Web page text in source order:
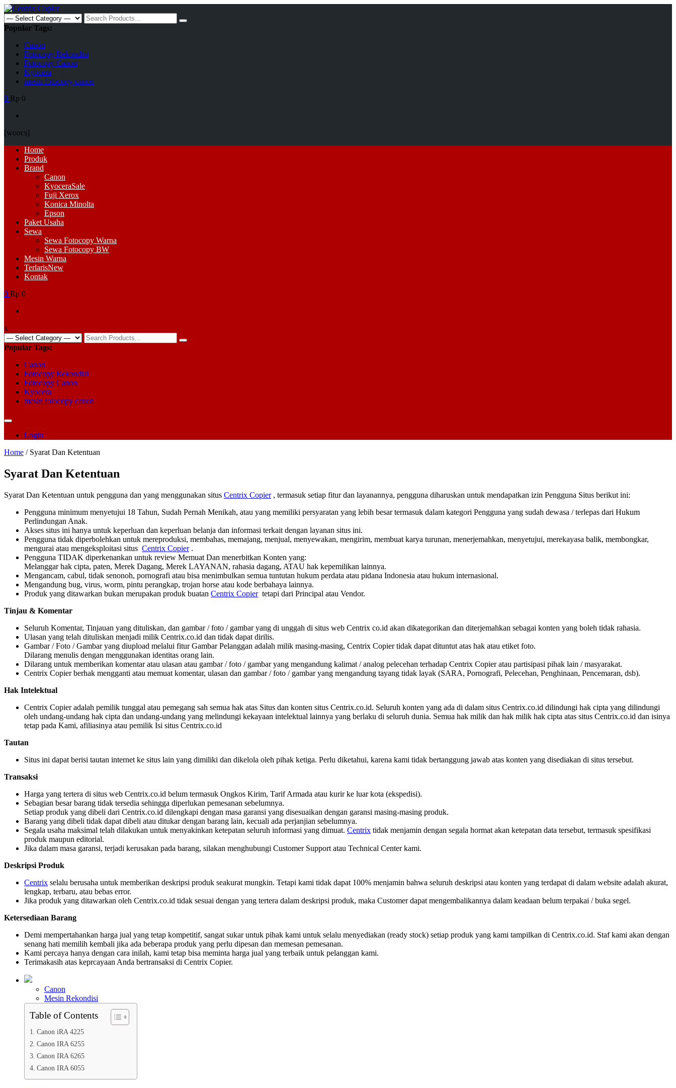
Skip
to
content
Search
for:
Popular Tags:
Canon
Fotocopy Rekondisi
Fotocopy Canon
Kyocera
mesin fotocopy canon
0 Rp 0
[woocs]
Primary
Menu
Home
Produk
Brand
Canon
KyoceraSale
Fuji Xerox
Konica Minolta
Epson
Paket Usaha
Sewa
Sewa Fotocopy Warna
Sewa Fotocopy BW
Mesin Warna
TerlarisNew
Kontak
0 Rp 0
x
Search
for:
Popular Tags:
Canon
Fotocopy Rekondisi
Fotocopy Canon
Kyocera
mesin fotocopy canon
Login
Home / Syarat Dan Ketentuan
Syarat Dan Ketentuan
Syarat Dan Ketentuan untuk pengguna dan yang menggunakan situs Centrix Copier, termasuk setiap fitur dan layanannya, pengguna diharuskan untuk mendapatkan izin Pengguna Situs berikut ini:
Pengguna minimum menyetujui 18 Tahun, Sudah Pernah Menikah, atau yang memiliki persyaratan yang lebih besar termasuk dalam kategori Pengguna yang sudah dewasa / terlepas dari Hukum
Perlindungan Anak.
Akses situs ini hanya untuk keperluan dan keperluan belanja dan informasi terkait dengan layanan situs ini.
Pengguna tidak diperbolehkan untuk mereproduksi, membahas, memajang, menjual, menyewakan, mengirim, membuat karya turunan, menerjemahkan, menyetujui, merekayasa balik, membongkar,
mengurai atau mengeksploitasi situs Centrix Copier.
Pengguna TIDAK diperkenankan untuk review Memuat Dan menerbitkan Konten yang:
Melanggar hak cipta, paten, Merek Dagang, Merek LAYANAN, rahasia dagang, ATAU hak kepemilikan lainnya.
Mengancam, cabul, tidak senonoh, pornografi atau bisa menimbulkan semua tuntutan hukum perdata atau pidana Indonesia atau hukum internasional.
Mengandung bug, virus, worm, pintu perangkap, trojan horse atau kode berbahaya lainnya.
Produk yang ditawarkan bukan merupakan produk buatan Centrix Copiertetapi dari Principal atau Vendor.
Tinjau & Komentar
Seluruh Komentar, Tinjauan yang dituliskan, dan gambar / foto / gambar yang di unggah di situs web Centrix co.id akan dikategorikan dan diterjemahkan sebagai konten yang boleh tidak rahasia.
Ulasan yang telah dituliskan menjadi milik Centrix.co.id dan tidak dapat dirilis.
Gambar / Foto / Gambar yang diupload melalui fitur Gambar Pelanggan adalah milik masing-masing, Centrix Copier tidak dapat dituntut atas hak atau etiket foto.
Dilarang menulis dengan menggunakan identitas orang lain.
Dilarang untuk memberikan komentar atau ulasan atau gambar / foto / gambar yang mengandung kalimat / analog pelecehan terhadap Centrix Copier atau partisipasi pihak lain / masyarakat.
Centrix Copier berhak mengganti atau memuat komentar, ulasan dan gambar / foto / gambar yang mengandung tayang tidak layak (SARA, Pornografi, Pelecehan, Penghinaan, Pencemaran, dsb).
Hak Intelektual
Centrix Copier adalah pemilik tunggal atau pemegang sah semua hak atas Situs dan konten situs Centrix.co.id. Seluruh konten yang ada di dalam situs Centrix.co.id dilindungi hak cipta yang dilindungi
oleh undang-undang hak cipta dan undang-undang yang melindungi kekayaan intelektual lainnya yang berlaku di seluruh dunia. Semua hak milik dan hak milik hak cipta atas situs Centrix.co.id dan isinya
tetap pada Kami, afiliasinya atau pemilik Isi situs Centrix.co.id
Tautan
Situs ini dapat berisi tautan internet ke situs lain yang dimiliki dan dikelola oleh pihak ketiga. Perlu diketahui, karena kami tidak bertanggung jawab atas konten yang disediakan di situs tersebut.
Transaksi
Harga yang tertera di situs web Centrix.co.id belum termasuk Ongkos Kirim, Tarif Armada atau kurir ke luar kota (ekspedisi).
Sebagian besar barang tidak tersedia sehingga diperlukan pemesanan sebelumnya.
Setiap produk yang dibeli dari Centrix.co.id dilengkapi dengan masa garansi yang disesuaikan dengan garansi masing-masing produk.
Barang yang dibeli tidak dapat dibeli atau ditukar dengan barang lain, kecuali ada perjanjian sebelumnya.
Segala usaha maksimal telah dilakukan untuk menyakinkan ketepatan seluruh informasi yang dimuat. Centrix tidak menjamin dengan segala hormat akan ketepatan data tersebut, termasuk spesifikasi
produk maupun editorial.
Jika dalam masa garansi, terjadi kerusakan pada barang, silakan menghubungi Customer Support atau Technical Center kami.
Deskripsi Produk
Centrix selalu berusaha untuk memberikan deskripsi produk seakurat mungkin. Tetapi kami tidak dapat 100% menjamin bahwa seluruh deskripsi atau konten yang terdapat di dalam website adalah akurat,
lengkap, terbaru, atau bebas error.
Jika produk yang ditawarkan oleh Centrix.co.id tidak sesuai dengan yang tertera dalam deskripsi produk, maka Customer dapat mengembalikannya dalam keadaan belum terpakai / buka segel.
Ketersediaan Barang
Demi mempertahankan harga jual yang tetap kompetitif, sangat sukar untuk pihak kami untuk selalu menyediakan (ready stock) setiap produk yang kami tampilkan di Centrix.co.id. Staf kami akan dengan
senang hati memilih kembali jika ada beberapa produk yang perlu dipesan dan memesan pemesanan.
Kami percaya hanya dengan cara inilah, kami tetap bisa meminta harga jual yang terbaik untuk pelanggan kami.
Terimakasih atas keprcayaan Anda bertransaksi di Centrix Copier.
Canon
Mesin Rekondisi
Table of Contents
Canon iRA 4225
Canon IRA 6255
Canon IRA 6265
Canon IRA 6055